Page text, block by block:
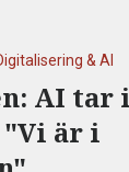
& AI
AI tar
"Vi är i